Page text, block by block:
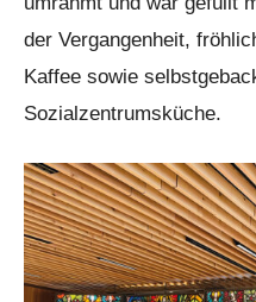
der Vergangenheit,
Kaffee sowie
Sozialzentrumsküche.